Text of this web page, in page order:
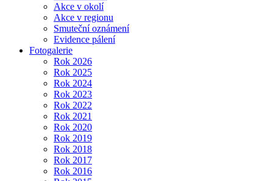
Akce v okolí
Akce v regionu
Smuteční oznámení
Evidence pálení
Fotogalerie
Rok 2026
Rok 2025
Rok 2024
Rok 2023
Rok 2022
Rok 2021
Rok 2020
Rok 2019
Rok 2018
Rok 2017
Rok 2016